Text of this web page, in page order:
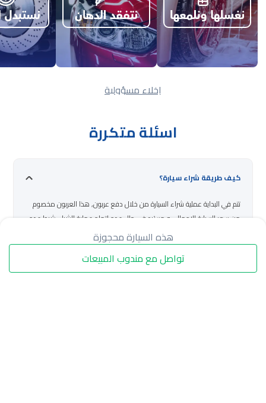
إخلاء مسؤولية
اسئلة متكررة
كيف طريقة شراء سيارة؟
تتم في البداية عملية شراء السيارة من خلال دفع عربون, هذا العربون مخصوم
من سعر السيارة الاجمالي و مسترد في حال عدم اتمام عملية الشراء شرط عدم
تواصل مع مندوب المبيعات
هذه السيارة محجوزة